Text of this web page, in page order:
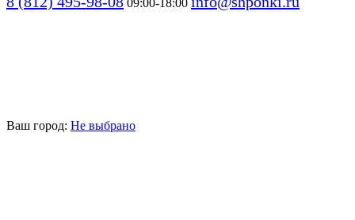
09:00-18:00
Ваш город: Не выбрано